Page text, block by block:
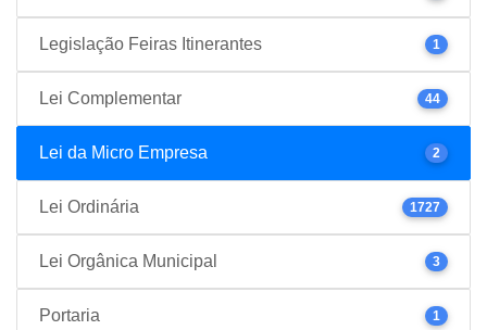
Legislação Feiras Itinerantes 1
Lei Complementar 44
Lei da Micro Empresa 2
Lei Ordinária 1727
Lei Orgânica Municipal 3
Portaria 1